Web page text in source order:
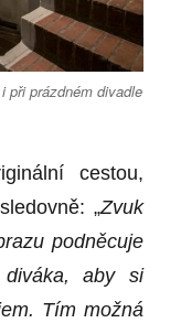
při prázdném divadle
cestou,
„Zvuk
podněcuje
diváka, aby si
Tím možná